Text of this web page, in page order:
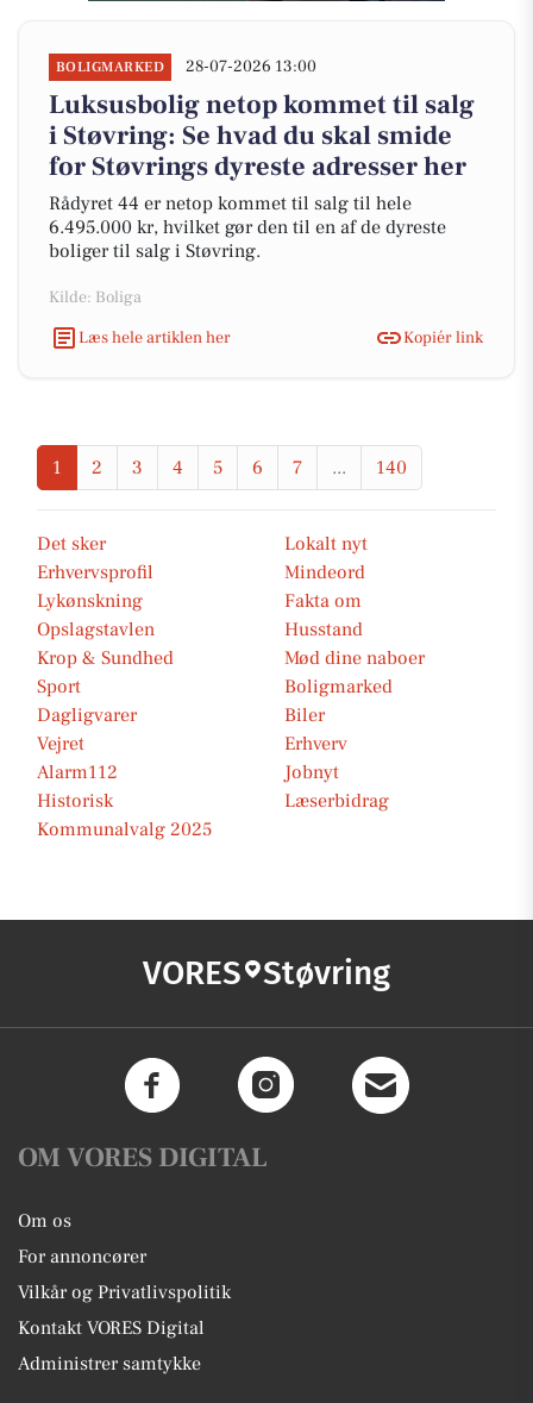
BOLIGMARKED 28-07-2026 13:00
Luksusbolig netop kommet til salg
i Støvring: Se hvad du skal smide
for Støvrings dyreste adresser her
Rådyret 44 er netop kommet til salg til hele
6.495.000 kr, hvilket gør den til en af de dyreste
boliger til salg i Støvring.
Kilde: Boliga
Læs hele artiklen her
Kopiér link
1 2 3 4 5 6 7 ... 140
Det sker
Lokalt nyt
Erhvervsprofil
Mindeord
Lykønskning
Fakta om
Opslagstavlen
Husstand
Krop & Sundhed
Mød dine naboer
Sport
Boligmarked
Dagligvarer
Biler
Vejret
Erhverv
Alarm112
Jobnyt
Historisk
Læserbidrag
Kommunalvalg 2025
VORES Støvring
OM VORES DIGITAL
Om os
For annoncører
Vilkår og Privatlivspolitik
Kontakt VORES Digital
Administrer samtykke